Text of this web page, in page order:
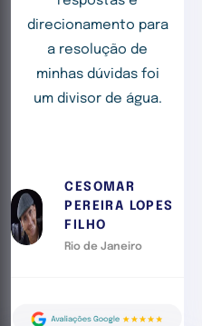
direcionamento para
a resolução de
minhas dúvidas foi
um divisor de água.
CESOMAR
PEREIRA LOPES
FILHO
Rio de Janeiro